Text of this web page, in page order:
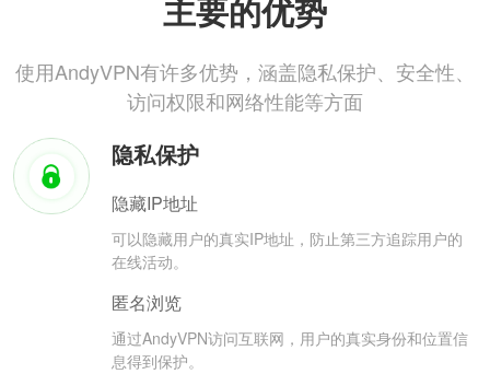
主要的优势
使用AndyVPN有许多优势，涵盖隐私保护、安全性、
访问权限和网络性能等方面
隐私保护
隐藏IP地址
可以隐藏用户的真实IP地址，防止第三方追踪用户的
在线活动。
匿名浏览
通过AndyVPN访问互联网，用户的真实身份和位置信
息得到保护。